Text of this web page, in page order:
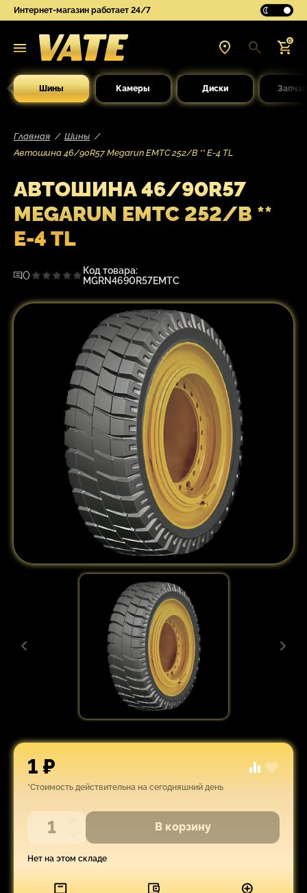
Интернет-магазин работает 24/7
0
Шины Камеры Диски
Главная
Шины
Автошина 46/90R57 Megarun EMTC 252/B ** E-4 TL
АВТОШИНА 46/90R57
MEGARUN EMTC 252/B **
E-4 TL
0
Код товара:
MGRN4690R57EMTC
1 ₽
*Стоимость действительна на сегодняшний день
В корзину
Нет на этом складе